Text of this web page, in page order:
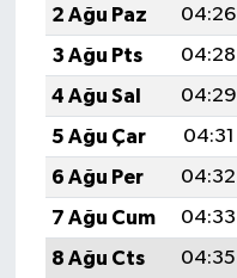
2 Ağu Paz
04:26
3 Ağu Pts
04:28
4 Ağu Sal
04:29
5 Ağu Çar
04:31
6 Ağu Per
04:32
7 Ağu Cum
04:33
8 Ağu Cts
04:35